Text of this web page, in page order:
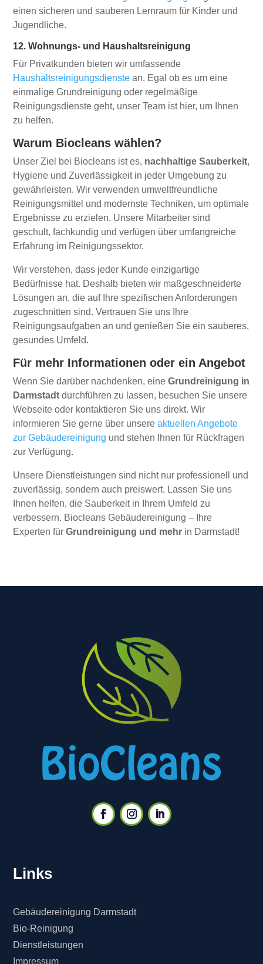
einen sicheren und sauberen Lernraum für Kinder und
Jugendliche.
12. Wohnungs- und Haushaltsreinigung
Für Privatkunden bieten wir umfassende
Haushaltsreinigungsdienste an. Egal ob es um eine
einmalige Grundreinigung oder regelmäßige
Reinigungsdienste geht, unser Team ist hier, um Ihnen
zu helfen.
Warum Biocleans wählen?
Unser Ziel bei Biocleans ist es, nachhaltige Sauberkeit,
Hygiene und Zuverlässigkeit in jeder Umgebung zu
gewährleisten. Wir verwenden umweltfreundliche
Reinigungsmittel und modernste Techniken, um optimale
Ergebnisse zu erzielen. Unsere Mitarbeiter sind
geschult, fachkundig und verfügen über umfangreiche
Erfahrung im Reinigungssektor.
Wir verstehen, dass jeder Kunde einzigartige
Bedürfnisse hat. Deshalb bieten wir maßgeschneiderte
Lösungen an, die auf Ihre spezifischen Anforderungen
zugeschnitten sind. Vertrauen Sie uns Ihre
Reinigungsaufgaben an und genießen Sie ein sauberes,
gesundes Umfeld.
Für mehr Informationen oder ein Angebot
Wenn Sie darüber nachdenken, eineGrundreinigung in
Darmstadt durchführen zu lassen, besuchen Sie unsere
Webseite oder kontaktieren Sie uns direkt. Wir
informieren Sie gerne über unsereaktuellen Angebote
zur Gebäudereinigung und stehen Ihnen für Rückfragen
zur Verfügung.
Unsere Dienstleistungen sind nicht nur professionell und
zuverlässig, sondern auch preiswert. Lassen Sie uns
Ihnen helfen, die Sauberkeit in Ihrem Umfeld zu
verbessern. Biocleans Gebäudereinigung – Ihre
Experten fürGrundreinigung und mehr in Darmstadt!
Links
Gebäudereinigung Darmstadt
Bio-Reinigung
Dienstleistungen
Impressum